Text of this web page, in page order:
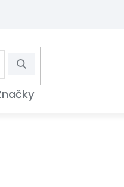
Hľadať